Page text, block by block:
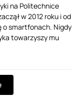
na Politechnice
w 2012 roku i od
o smartfonach. Nigdy
towarzyszy mu